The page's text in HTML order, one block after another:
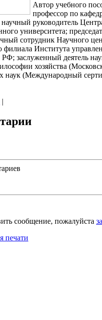
Автор учебного
профессор по
руководитель
университета;
сотрудник Научного
филиала Института
РФ; заслуженный деятель
хозяйства
наук (Международный
|
сообщение, пожалуйста
печати